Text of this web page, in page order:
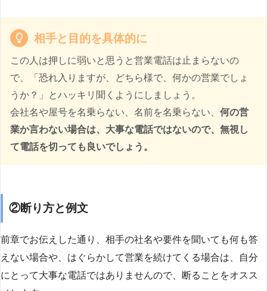
相手と目的を具体的に
この人は押しに弱いと思うと営業電話は止まらないの
で、「恐れ入りますが、どちら様で、何かの営業でしょ
うか？」とハッキリ聞くようにしましょう。
会社名や屋号を名乗らない、名前を名乗らない、 何の営
業か言わない場合は、大事な電話ではないので、無視し
て電話を切っても良いでしょう。
②断り方と例文
前章でお伝えした通り、相手の社名や要件を聞いても何も答
えない場合や、はぐらかして営業を続けてくる場合は、自分
にとって大事な電話ではありませんので、断ることをオスス